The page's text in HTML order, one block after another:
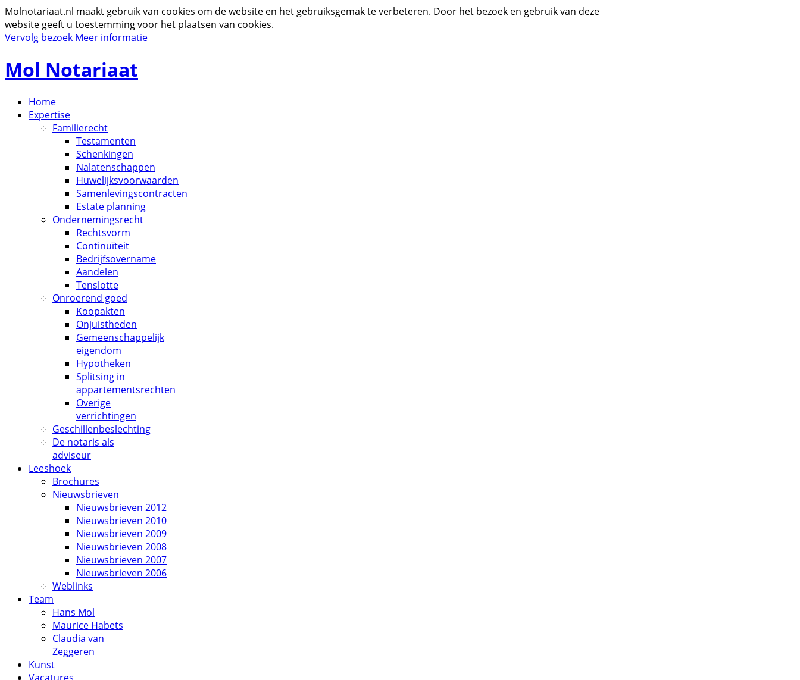
Molnotariaat.nl maakt gebruik van cookies om de website en het gebruiksgemak te verbeteren. Door het bezoek en gebruik van deze
website geeft u toestemming voor het plaatsen van cookies.
Vervolg bezoek Meer informatie
Mol Notariaat
Home
Expertise
Familierecht
Testamenten
Schenkingen
Nalatenschappen
Huwelijksvoorwaarden
Samenlevingscontracten
Estate planning
Ondernemingsrecht
Rechtsvorm
Continuïteit
Bedrijfsovername
Aandelen
Tenslotte
Onroerend goed
Koopakten
Onjuistheden
Gemeenschappelijk
eigendom
Hypotheken
Splitsing in
appartementsrechten
Overige
verrichtingen
Geschillenbeslechting
De notaris als
adviseur
Leeshoek
Brochures
Nieuwsbrieven
Nieuwsbrieven 2012
Nieuwsbrieven 2010
Nieuwsbrieven 2009
Nieuwsbrieven 2008
Nieuwsbrieven 2007
Nieuwsbrieven 2006
Weblinks
Team
Hans Mol
Maurice Habets
Claudia van
Zeggeren
Kunst